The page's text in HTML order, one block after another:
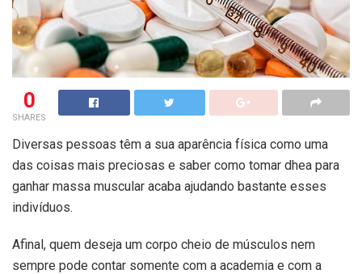
0
SHARES
Diversas pessoas têm a sua aparência física como uma
das coisas mais preciosas e saber como tomar dhea para
ganhar massa muscular acaba ajudando bastante esses
indivíduos.
Afinal, quem deseja um corpo cheio de músculos nem
sempre pode contar somente com a academia e com a